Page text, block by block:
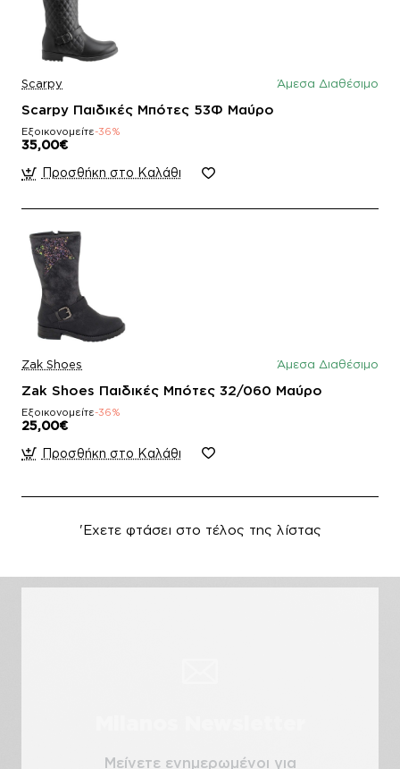
Scarpy Άμεσα Διαθέσιμο
Scarpy Παιδικές Μπότες 53Φ Μαύρο
Εξοικονομείτε-36%
35,00€
Προσθήκη στο Καλάθι
Zak Shoes Άμεσα Διαθέσιμο
Zak Shoes Παιδικές Μπότες 32/060 Μαύρο
Εξοικονομείτε-36%
25,00€
Προσθήκη στο Καλάθι
'Εχετε φτάσει στο τέλος της λίστας
Μείνετε ενημερωμένοι για